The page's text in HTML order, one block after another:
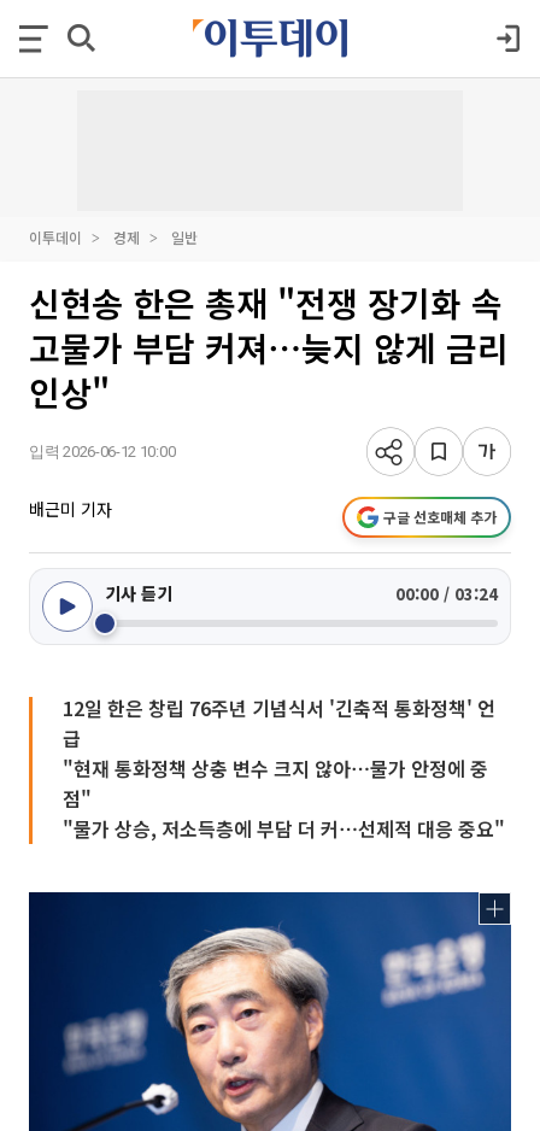
이투데이 경제 일반
신현송 한은 총재 "전쟁 장기화 속
고물가 부담 커져⋯늦지 않게 금리
인상"
입력 2026-06-12 10:00
배근미 기자 구글 선호매체 추가
기사 듣기 00:00 / 03:24
12일 한은 창립 76주년 기념식서 '긴축적 통화정책' 언
급
"현재 통화정책 상충 변수 크지 않아⋯물가 안정에 중
점"
"물가 상승, 저소득층에 부담 더 커⋯선제적 대응 중요"